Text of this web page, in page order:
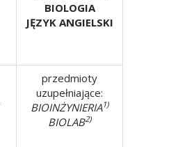
BIOLOGIA
JĘZYK ANGIELSKI
przedmioty
uzupełniające:
BIOINŻYNIERIA1)
BIOLAB2)